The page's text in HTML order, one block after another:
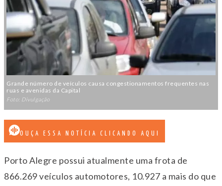
Grande número de veículos causa congestionamentos frequentes nas
ruas e avenidas da Capital
Foto: Divulgação
OUÇA ESSA NOTÍCIA CLICANDO AQUI
Porto Alegre possui atualmente uma frota de
866.269 veículos automotores, 10.927 a mais do que